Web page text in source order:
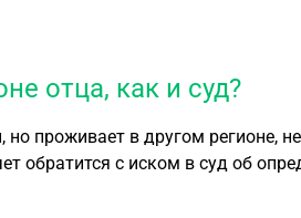
отца, как и суд?
но проживает в другом регионе,
обратится с иском в суд об
с ночёвкой либо по месту